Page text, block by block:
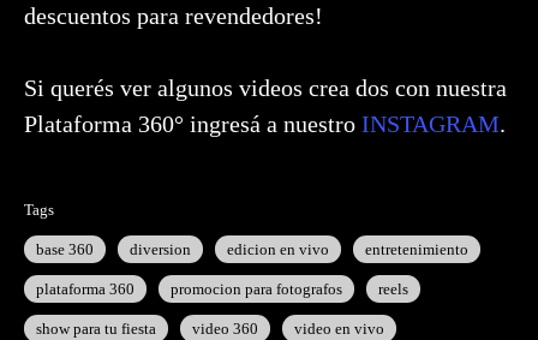
descuentos para revendedores!
Si querés ver algunos videos crea dos con nuestra
Plataforma 360° ingresá a nuestro INSTAGRAM.
Tags
base 360 diversion edicion en vivo entretenimiento
plataforma 360 promocion para fotografos reels
show para tu fiesta video 360 video en vivo